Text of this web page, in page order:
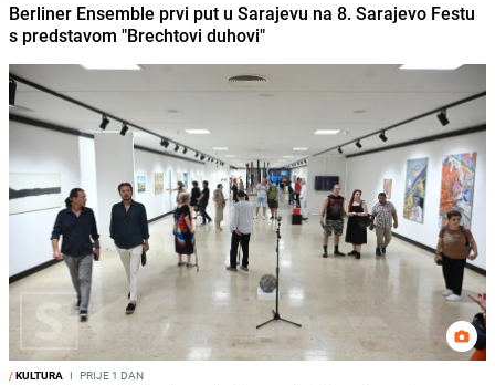
Berliner Ensemble prvi put u Sarajevu na 8. Sarajevo Festu
s predstavom "Brechtovi duhovi"
/KULTURA I PRIJE 1 DAN